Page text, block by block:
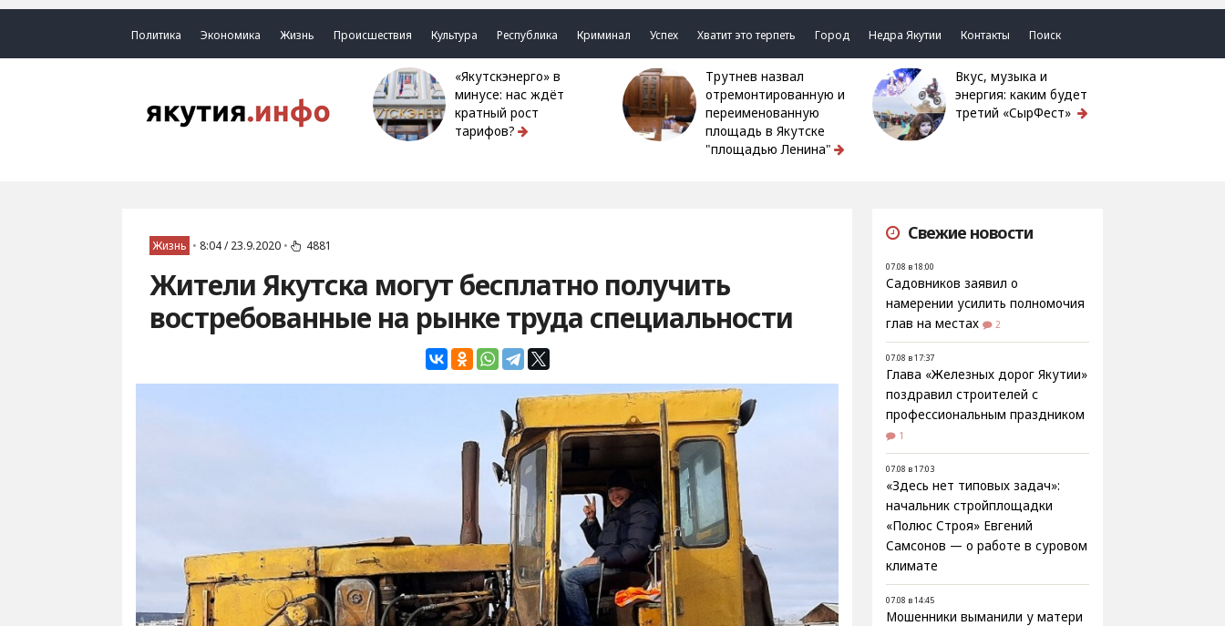
Политика Экономика Жизнь Происшествия Культура Республика Криминал Успех Хватит это терпеть Город Недра Якутии Контакты Поиск
«Якутскэнерго» в
минусе: нас ждёт
кратный рост
тарифов?
Трутнев назвал
отремонтированную и
переименованную
площадь в Якутске
"площадью Ленина"
Вкус, музыка и
энергия: каким будет
третий «СырФест»
Жизнь • 8:04 / 23.9.2020 • 4881
Жители Якутска могут бесплатно получить
востребованные на рынке труда специальности
Свежие новости
07.08 в 18:00
Садовников заявил о
намерении усилить полномочия
глав на местах
2
07.08 в 17:37
Глава «Железных дорог Якутии»
поздравил строителей с
профессиональным праздником
1
07.08 в 17:03
«Здесь нет типовых задач»:
начальник стройплощадки
«Полюс Строя» Евгений
Самсонов — о работе в суровом
климате
07.08 в 14:45
Мошенники выманили у матери